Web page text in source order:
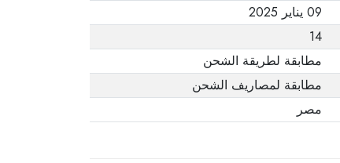
09 يناير 2025
14
مطابقة لطريقة الشحن
مطابقة لمصاريف الشحن
مصر